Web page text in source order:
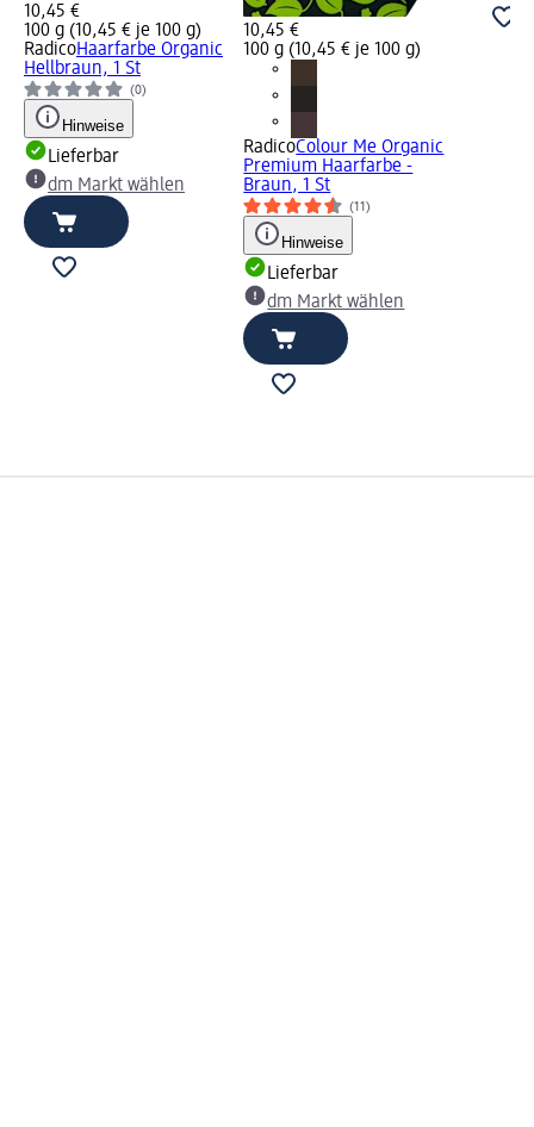
10,45 €
100 g (10,45 € je 100 g)
RadicoHaarfarbe Organic
Hellbraun, 1 St
(0)
Hinweise
Lieferbar
dm Markt wählen
10,45 €
100 g (10,45 € je 100 g)
RadicoColour Me Organic
Premium Haarfarbe -
Braun, 1 St
(11)
Hinweise
Lieferbar
dm Markt wählen